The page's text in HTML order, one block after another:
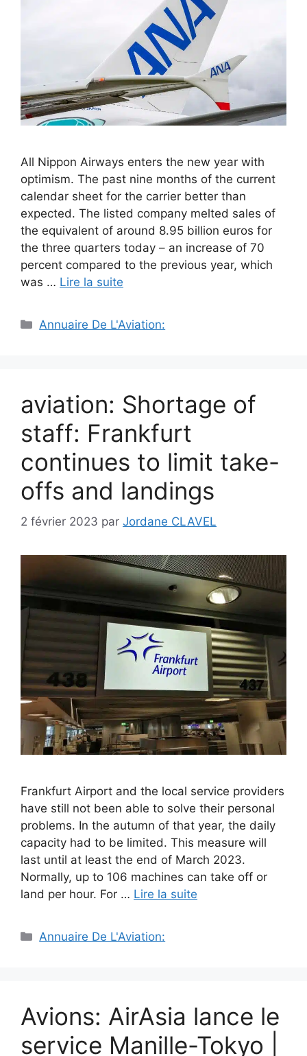
All Nippon Airways enters the new year with
optimism. The past nine months of the current
calendar sheet for the carrier better than
expected. The listed company melted sales of
the equivalent of around 8.95 billion euros for
the three quarters today – an increase of 70
percent compared to the previous year, which
was … Lire la suite
Catégories
Annuaire De L'Aviation:
aviation: Shortage of
staff: Frankfurt
continues to limit take-
offs and landings
2 février 2023 par Jordane CLAVEL
Frankfurt Airport and the local service providers
have still not been able to solve their personal
problems. In the autumn of that year, the daily
capacity had to be limited. This measure will
last until at least the end of March 2023.
Normally, up to 106 machines can take off or
land per hour. For … Lire la suite
Catégories
Annuaire De L'Aviation:
Avions: AirAsia lance le
service Manille-Tokyo |